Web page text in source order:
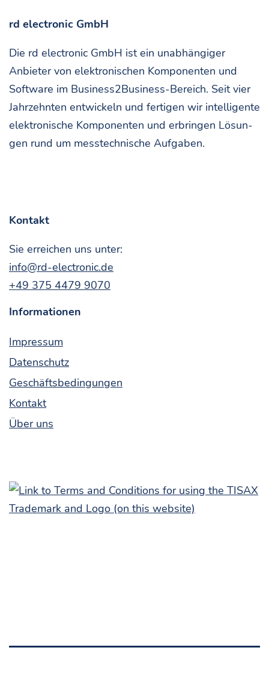
rd elec­tro­nic GmbH
Die rd elec­tro­nic GmbH ist ein unab­hän­gi­ger
Anbie­ter von elek­tro­ni­schen Kom­po­nen­ten und
Soft­ware im Busi­ness2­Busi­ness-Bereich. Seit vier
Jahr­zehn­ten ent­wi­ckeln und fer­ti­gen wir intel­li­gen­te
elek­tro­ni­sche Kom­po­nen­ten und erbrin­gen Lösun­
gen rund um mess­tech­ni­sche Aufgaben.
Kon­takt
Sie errei­chen uns unter:
info@rd-electronic.de
+49 375 4479 9070
Infor­ma­tio­nen
Impres­sum
Daten­schutz
Geschäfts­be­din­gun­gen
Kon­takt
Über uns